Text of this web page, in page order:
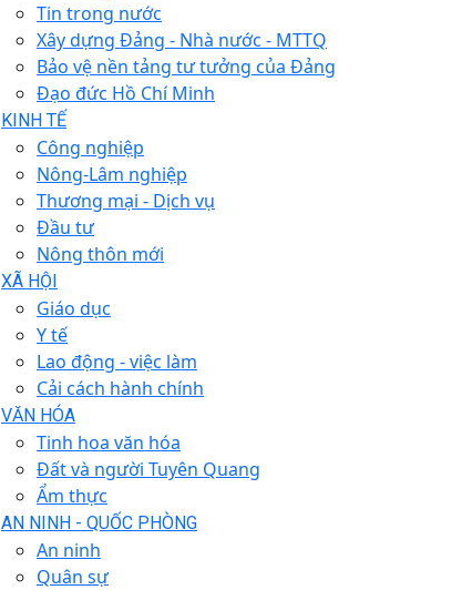
Tin trong nước
Xây dựng Đảng - Nhà nước - MTTQ
Bảo vệ nền tảng tư tưởng của Đảng
Đạo đức Hồ Chí Minh
KINH TẾ
Công nghiệp
Nông-Lâm nghiệp
Thương mại - Dịch vụ
Đầu tư
Nông thôn mới
XÃ HỘI
Giáo dục
Y tế
Lao động - việc làm
Cải cách hành chính
VĂN HÓA
Tinh hoa văn hóa
Đất và người Tuyên Quang
Ẩm thực
AN NINH - QUỐC PHÒNG
An ninh
Quân sự